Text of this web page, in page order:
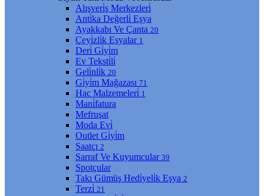
Alışveri̇ş Merkezleri̇
Anti̇ka Değerli̇ Eşya
Ayakkabı Ve Çanta 20
Çeyi̇zli̇k Eşyalar 1
Deri̇ Gi̇yi̇m
Ev Teksti̇li̇
Geli̇nli̇k 20
Gi̇yi̇m Mağazası 71
Hac Malzemeleri̇ 1
Mani̇fatura
Mefruşat
Moda Evi̇
Outlet Gi̇yi̇m
Saatçı 2
Sarraf Ve Kuyumcular 39
Spotçular
Takı Gümüş Hedi̇yeli̇k Eşya 2
Terzi̇ 21